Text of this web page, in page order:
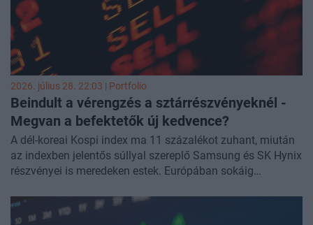
meglepetésekkel szolgáltatott a befektetőknek.
2026. július 28. 22:03 | Portfolio
Beindult a vérengzés a sztárrészvényeknél -
Megvan a befektetők új kedvence?
A dél-koreai Kospi index ma 11 százalékot zuhant, miután
az indexben jelentős súllyal szereplő Samsung és SK Hynix
részvényei is meredeken estek. Európában sokáig
elbizonytalanodtak a befektetők. Amerikában tovább
folytatódik a chiprészvények vesszőfutása, többek között a